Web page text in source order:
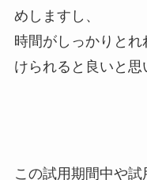
めしますし、
時間がしっかりとれ
けられると良いと思
この試用期間中や試